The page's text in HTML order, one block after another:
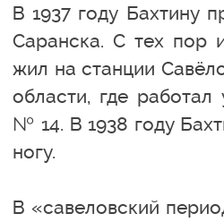
В 1937 году Бахтину
Саранска. С тех пор
жил на станции
области, где
№ 14. В 1938 году
ногу.
В «савеловский